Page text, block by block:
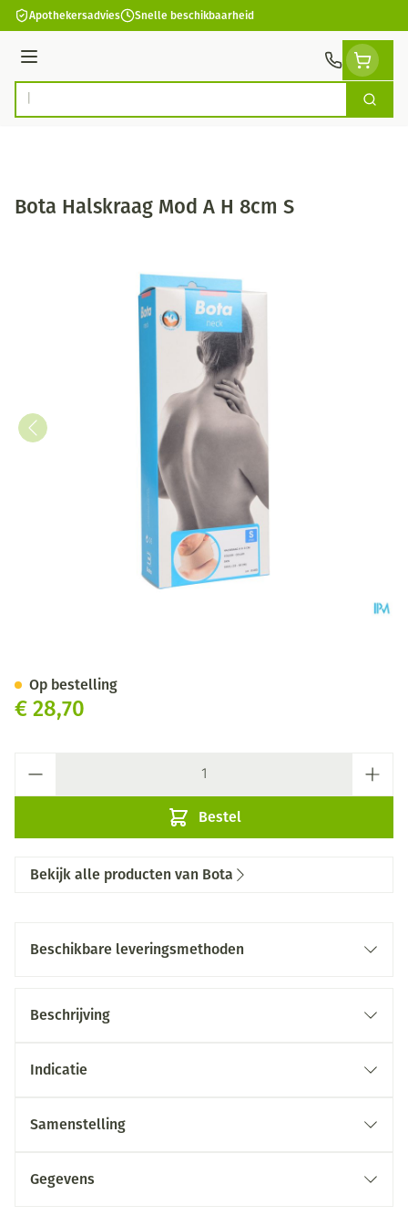
Ga naar de inhoud
Apothekersadvies Snelle beschikbaarheid
Menu
Product, merk, categorie... Zoek
Bota Halskraag Mod A H 8cm S
€ 28,70
Bestel
Op bestelling
Bekijk alle producten van Bota
Beschikbare leveringsmethoden
Beschrijving
Indicatie
Samenstelling
Gegevens